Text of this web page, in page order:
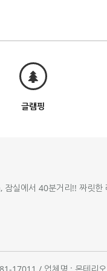
글램핑
잠실에서 40분거리!! 짜릿한